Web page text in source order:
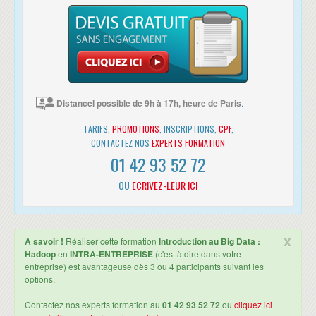
Sqoop, Flum
Spark
Distancel possible de 9h à 17h, heure de Paris.
TARIFS, PROMOTIONS , INSCRIPTIONS, CPF,
CONTACTEZ NOS EXPERTS FORMATION
01 42 93 52 72
OU ECRIVEZ-LEUR ICI
x
A savoir ! Réaliser cette formation Introduction au Big Data :
Hadoopen INTRA-ENTREPRISE (c'est à dire dans votre
entreprise) est avantageuse dès 3 ou 4 participants suivant les
options.
Contactez nos experts formation au 01 42 93 52 72 ou cliquez ici